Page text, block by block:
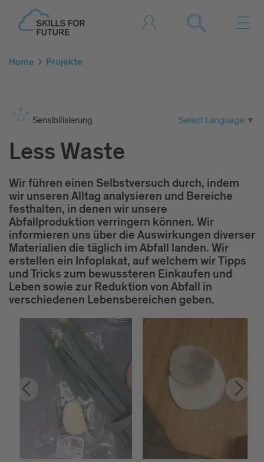
Home Projekte
Sen­si­bi­li­sie­rung Select Language ▼
Less Waste
Wir führen einen Selbstversuch durch, indem
wir unseren Alltag analysieren und Bereiche
festhalten, in denen wir unsere
Abfallproduktion verringern können. Wir
informieren uns über die Auswirkungen diverser
Materialien die täglich im Abfall landen. Wir
erstellen ein Infoplakat, auf welchem wir Tipps
und Tricks zum bewussteren Einkaufen und
Leben sowie zur Reduktion von Abfall in
verschiedenen Lebensbereichen geben.